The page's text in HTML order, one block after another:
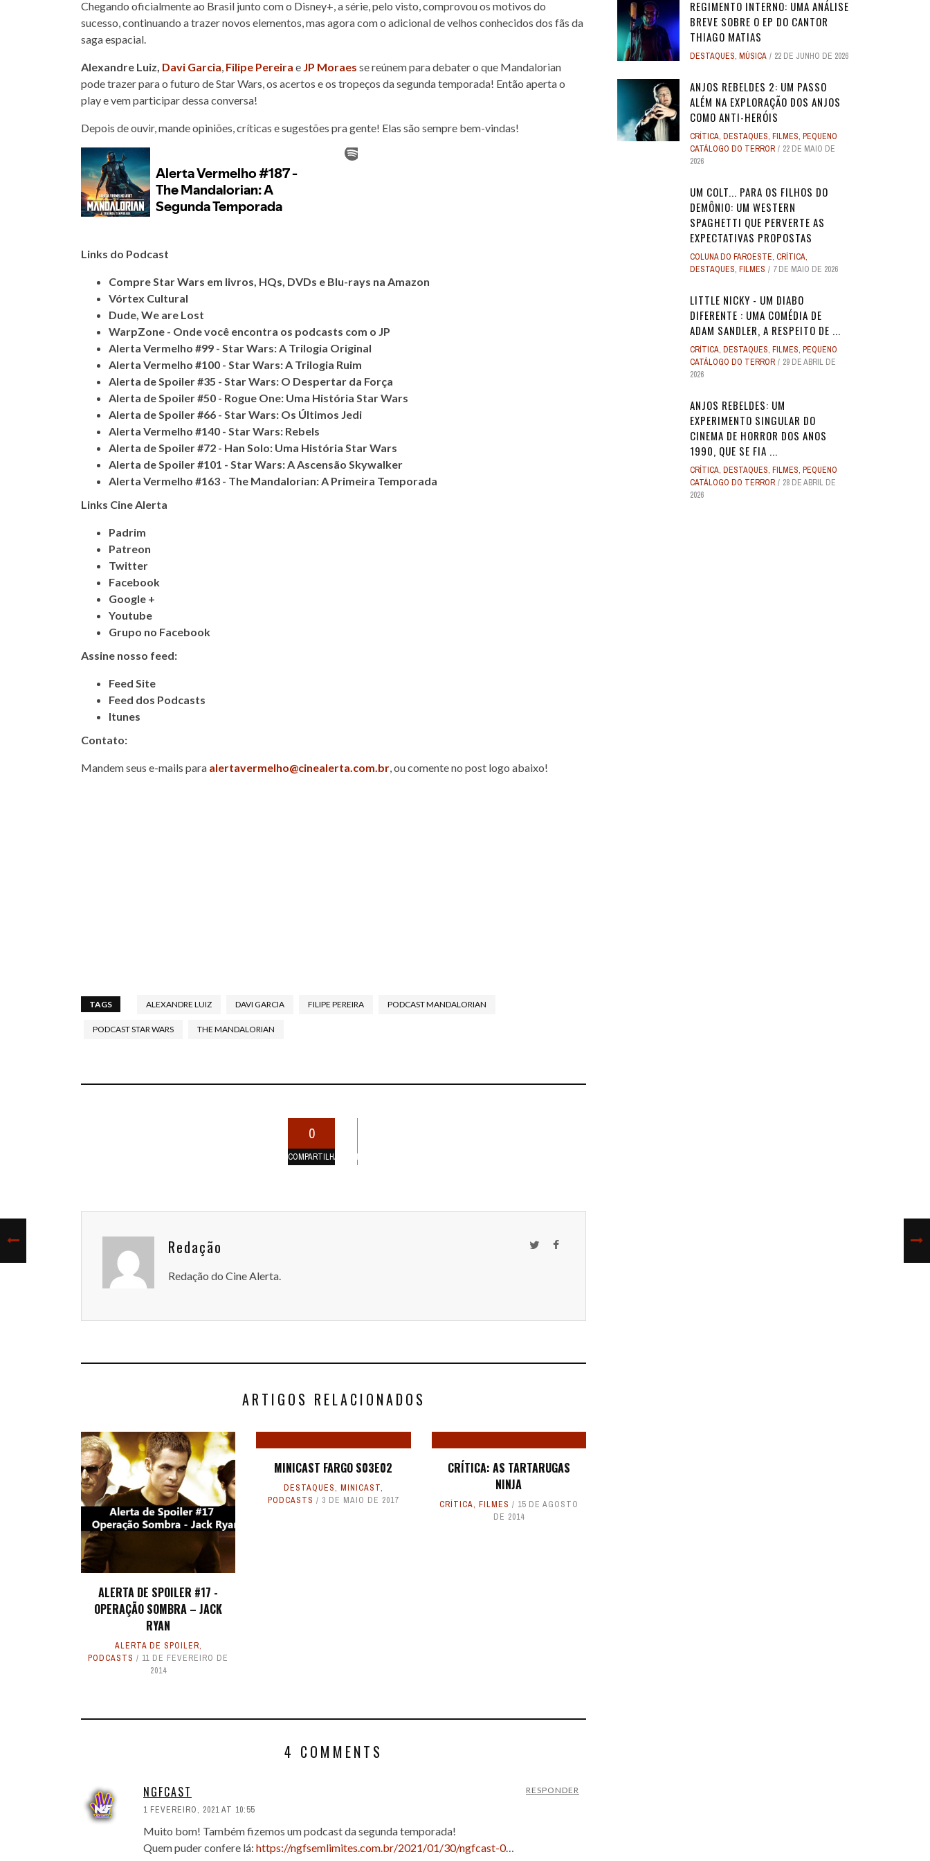
Chegando oficialmente ao Brasil junto com o Disney+, a série, pelo visto, comprovou os motivos do
sucesso, continuando a trazer novos elementos, mas agora com o adicional de velhos conhecidos dos fãs da
saga espacial.
Alexandre Luiz, Davi Garcia, Filipe Pereira e JP Moraes se reúnem para debater o que Mandalorian
pode trazer para o futuro de Star Wars, os acertos e os tropeços da segunda temporada! Então aperta o
play e vem participar dessa conversa!
Depois de ouvir, mande opiniões, críticas e sugestões pra gente! Elas são sempre bem-vindas!
Links do Podcast
Compre Star Wars em livros, HQs, DVDs e Blu-rays na Amazon
Vórtex Cultural
Dude, We are Lost
WarpZone - Onde você encontra os podcasts com o JP
Alerta Vermelho #99 - Star Wars: A Trilogia Original
Alerta Vermelho #100 - Star Wars: A Trilogia Ruim
Alerta de Spoiler #35 - Star Wars: O Despertar da Força
Alerta de Spoiler #50 - Rogue One: Uma História Star Wars
Alerta de Spoiler #66 - Star Wars: Os Últimos Jedi
Alerta Vermelho #140 - Star Wars: Rebels
Alerta de Spoiler #72 - Han Solo: Uma História Star Wars
Alerta de Spoiler #101 - Star Wars: A Ascensão Skywalker
Alerta Vermelho #163 - The Mandalorian: A Primeira Temporada
Links Cine Alerta
Padrim
Patreon
Twitter
Facebook
Google +
Youtube
Grupo no Facebook
Assine nosso feed:
Feed Site
Feed dos Podcasts
Itunes
Contato:
Mandem seus e-mails para alertavermelho@cinealerta.com.br, ou comente no post logo abaixo!
TAGS ALEXANDRE LUIZ DAVI GARCIA FILIPE PEREIRA PODCAST MANDALORIAN
PODCAST STAR WARS THE MANDALORIAN
0
COMPARTILHAMENTOS
Redação
Redação do Cine Alerta.
ARTIGOS RELACIONADOS
ALERTA DE SPOILER #17 -
OPERAÇÃO SOMBRA – JACK
RYAN
ALERTA DE SPOILER,
PODCASTS
11 DE FEVEREIRO DE
2014
MINICAST FARGO S03E02
DESTAQUES, MINICAST,
PODCASTS
3 DE MAIO DE 2017
CRÍTICA: AS TARTARUGAS
NINJA
CRÍTICA, FILMES
15 DE AGOSTO
DE 2014
4 COMMENTS
NGFCAST
1 FEVEREIRO, 2021 AT 10:55
RESPONDER
Muito bom! Também fizemos um podcast da segunda temporada!
Quem puder confere lá: https://ngfsemlimites.com.br/2021/01/30/ngfcast-0…
REGIMENTO INTERNO: UMA ANÁLISE
BREVE SOBRE O EP DO CANTOR
THIAGO MATIAS
DESTAQUES, MÚSICA 22 DE JUNHO DE 2026
ANJOS REBELDES 2: UM PASSO
ALÉM NA EXPLORAÇÃO DOS ANJOS
COMO ANTI-HERÓIS
CRÍTICA, DESTAQUES, FILMES, PEQUENO
CATÁLOGO DO TERROR
22 DE MAIO DE
2026
UM COLT... PARA OS FILHOS DO
DEMÔNIO: UM WESTERN
SPAGHETTI QUE PERVERTE AS
EXPECTATIVAS PROPOSTAS
COLUNA DO FAROESTE, CRÍTICA,
DESTAQUES, FILMES 7 DE MAIO DE 2026
LITTLE NICKY - UM DIABO
DIFERENTE : UMA COMÉDIA DE
ADAM SANDLER, A RESPEITO DE ...
CRÍTICA, DESTAQUES, FILMES, PEQUENO
CATÁLOGO DO TERROR
29 DE ABRIL DE
2026
ANJOS REBELDES: UM
EXPERIMENTO SINGULAR DO
CINEMA DE HORROR DOS ANOS
1990, QUE SE FIA ...
CRÍTICA, DESTAQUES, FILMES, PEQUENO
CATÁLOGO DO TERROR
28 DE ABRIL DE
2026